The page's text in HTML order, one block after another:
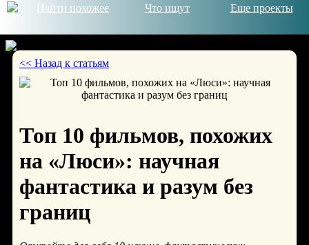
Найти похожее Что ищут Еще проекты
© 2026
<< Назад к статьям
Топ 10 фильмов, похожих
на «Люси»: научная
фантастика и разум без
границ